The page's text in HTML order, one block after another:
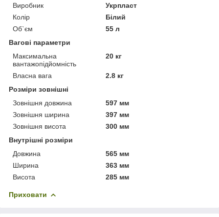
Виробник
Укрпласт
Колір
Білий
Об`єм
55 л
Вагові параметри
Максимальна
вантажопідйомність
20 кг
Власна вага
2.8 кг
Розміри зовнішні
Зовнішня довжина
597 мм
Зовнішня ширина
397 мм
Зовнішня висота
300 мм
Внутрішні розміри
Довжина
565 мм
Ширина
363 мм
Висота
285 мм
Приховати